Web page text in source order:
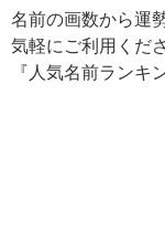
名前の画数から運
気軽にご利用くだ
『人気名前ランキ